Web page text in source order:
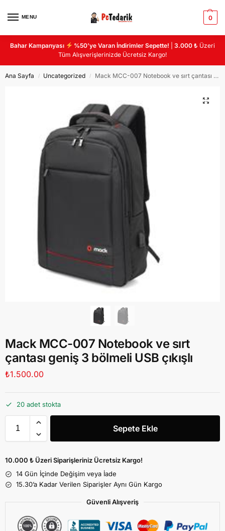
MENU 0
Bahar Kampanyası %50’ye Varan İndirimler Sepette! |3.000 ₺ Üzeri
Tüm Alışverişlerinizde Ücretsiz Kargo!
Ana Sayfa / Uncategorized / Mack MCC-007 Notebook ve sırt çantası geniş 3 bölmeli USB çıkışlı
Mack MCC-007 Notebook ve sırt
çantası geniş 3 bölmeli USB çıkışlı
₺1.500.00
20 adet stokta
Sepete Ekle
10.000 ₺ Üzeri Siparişleriniz Ücretsiz Kargo!
14 Gün İçinde Değişim veya İade
15.30’a Kadar Verilen Siparişler Aynı Gün Kargo
Güvenli Alışveriş